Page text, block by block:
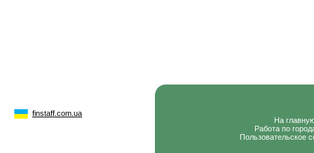
finstaff.com.ua
На
Работа по
Пользовательское